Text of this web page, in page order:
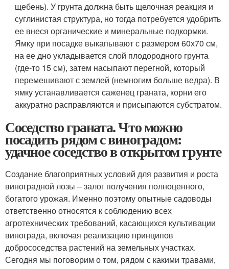
щебень). У грунта должна быть щелочная реакция и
суглинистая структура, но тогда потребуется удобрить
ее внеся органические и минеральные подкормки.
Ямку при посадке выкапывают с размером 60х70 см,
на ее дно укладывается слой плодородного грунта
(где-то 15 см), затем насыпают перегной, который
перемешивают с землей (немногим больше ведра). В
ямку устанавливается саженец граната, корни его
аккуратно расправляются и присыпаются субстратом.
Соседство граната. Что можно
посадить рядом с виноградом:
удачное соседство в открытом грунте
Создание благоприятных условий для развития и роста
виноградной лозы – залог получения полноценного,
богатого урожая. Именно поэтому опытные садоводы
ответственно относятся к соблюдению всех
агротехнических требований, касающихся культивации
винограда, включая реализацию принципов
добрососедства растений на земельных участках.
Сегодня мы поговорим о том, рядом с какими травами,